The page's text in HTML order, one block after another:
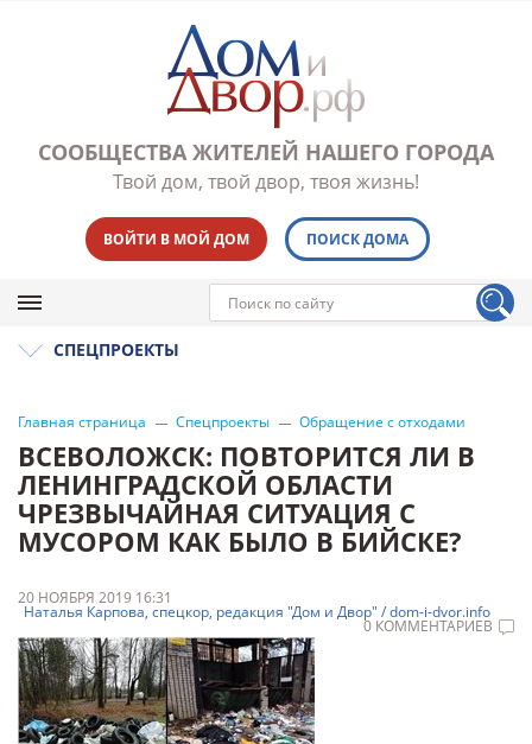
СООБЩЕСТВА ЖИТЕЛЕЙ НАШЕГО ГОРОДА
Твой дом, твой двор, твоя жизнь!
ВОЙТИ В МОЙ ДОМ ПОИСК ДОМА
СПЕЦПРОЕКТЫ
Главная страница Спецпроекты Обращение с отходами
ВСЕВОЛОЖСК: ПОВТОРИТСЯ ЛИ В
ЛЕНИНГРАДСКОЙ ОБЛАСТИ
ЧРЕЗВЫЧАЙНАЯ СИТУАЦИЯ С
МУСОРОМ КАК БЫЛО В БИЙСКЕ?
20 НОЯБРЯ 2019 16:31
Наталья Карпова, спецкор, редакция "Дом и Двор" / dom-i-dvor.info
0 КОММЕНТАРИЕВ